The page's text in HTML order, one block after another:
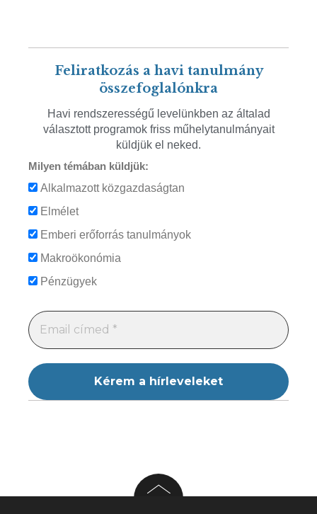
Feliratkozás a havi tanulmány
összefoglalónkra
Havi rendszerességű levelünkben az általad
választott programok friss műhelytanulmányait
küldjük el neked.
Milyen témában küldjük:
Alkalmazott közgazdaságtan
Elmélet
Emberi erőforrás tanulmányok
Makroökonómia
Pénzügyek